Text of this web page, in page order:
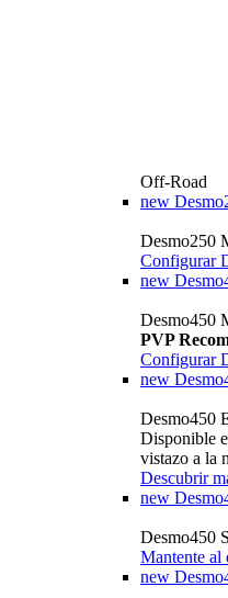
Off-Road
new
Desmo250
Configurar
new
Desmo450
PVP
Configurar
new
Desmo450
Disponible
vistazo a la
Descubrir
new
Desmo450
Mantente al
new